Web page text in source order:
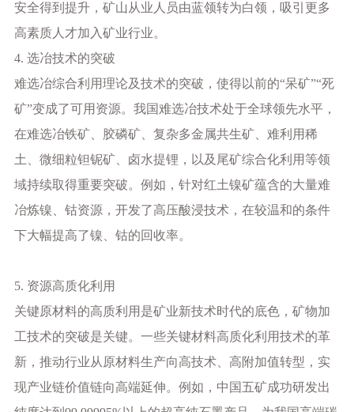
安全得到提升，矿山从业人员由蓝领转为白领，吸引更多
高素质人才加入矿业行业。
4. 选冶技术的突破
难选冶综合利用理论及技术的突破，使得以前的“呆矿”“死
矿”变成了可用资源。我国难选冶技术处于全球领先水平，
在难选冶铁矿、胶磷矿、复杂多金属共生矿、难利用稀
土、微细粒钽铌矿、卤水提锂，以及尾矿综合化利用等领
域持续取得重要突破。例如，针对红土镍矿蕴含的大量难
冶炼镍、钴资源，开发了高压酸浸技术，在较温和的条件
下大幅提高了镍、钴的回收率。
5. 资源高质化利用
关键原材料的高质利用是矿业新技术时代的底色，矿物加
工技术的突破是关键。一些关键材料高质化利用技术的革
新，推动行业从原材料生产向高技术、高附加值转型，实
现产业链价值链向高端延伸。例如，中国五矿成功研发出